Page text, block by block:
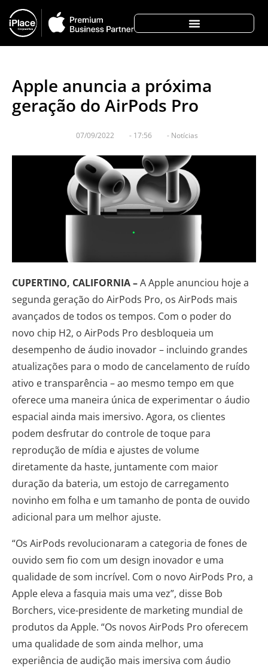
Apple anuncia a próxima
geração do AirPods Pro
07/09/2022 - 17:56 - Notícias
CUPERTINO, CALIFORNIA –A Apple anunciou hoje a
segunda geração do AirPods Pro, os AirPods mais
avançados de todos os tempos. Com o poder do
novo chip H2, o AirPods Pro desbloqueia um
desempenho de áudio inovador – incluindo grandes
atualizações para o modo de cancelamento de ruído
ativo e transparência – ao mesmo tempo em que
oferece uma maneira única de experimentar o áudio
espacial ainda mais imersivo. Agora, os clientes
podem desfrutar do controle de toque para
reprodução de mídia e ajustes de volume
diretamente da haste, juntamente com maior
duração da bateria, um estojo de carregamento
novinho em folha e um tamanho de ponta de ouvido
adicional para um melhor ajuste.
“Os AirPods revolucionaram a categoria de fones de
ouvido sem fio com um design inovador e uma
qualidade de som incrível. Com o novo AirPods Pro, a
Apple eleva a fasquia mais uma vez”, disse Bob
Borchers, vice-presidente de marketing mundial de
produtos da Apple. “Os novos AirPods Pro oferecem
uma qualidade de som ainda melhor, uma
experiência de audição mais imersiva com áudio